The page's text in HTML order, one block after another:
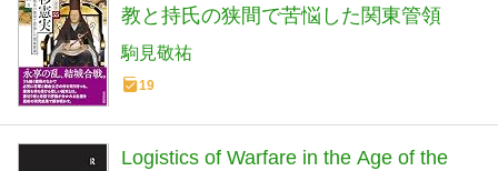
教と持氏の狭間で苦悩した関東管領
駒見敬祐
19
Logistics of Warfare in the Age of the